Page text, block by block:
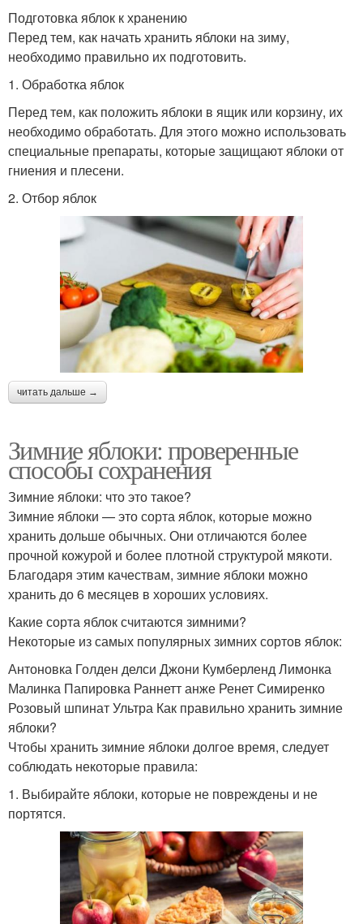
Подготовка яблок к хранению
Перед тем, как начать хранить яблоки на зиму,
необходимо правильно их подготовить.
1. Обработка яблок
Перед тем, как положить яблоки в ящик или корзину, их
необходимо обработать. Для этого можно использовать
специальные препараты, которые защищают яблоки от
гниения и плесени.
2. Отбор яблок
читать дальше →
Зимние яблоки: проверенные
способы сохранения
Зимние яблоки: что это такое?
Зимние яблоки — это сорта яблок, которые можно
хранить дольше обычных. Они отличаются более
прочной кожурой и более плотной структурой мякоти.
Благодаря этим качествам, зимние яблоки можно
хранить до 6 месяцев в хороших условиях.
Какие сорта яблок считаются зимними?
Некоторые из самых популярных зимних сортов яблок:
Антоновка Голден делси Джони Кумберленд Лимонка
Малинка Папировка Раннетт анже Ренет Симиренко
Розовый шпинат Ультра Как правильно хранить зимние
яблоки?
Чтобы хранить зимние яблоки долгое время, следует
соблюдать некоторые правила:
1. Выбирайте яблоки, которые не повреждены и не
портятся.